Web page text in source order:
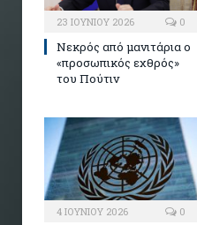
23 ΙΟΥΝΊΟΥ 2026 0
Νεκρός από μανιτάρια ο
«προσωπικός εχθρός»
του Πούτιν
4 ΙΟΥΝΊΟΥ 2026 0